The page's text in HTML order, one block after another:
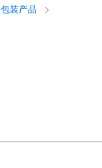
包装产品